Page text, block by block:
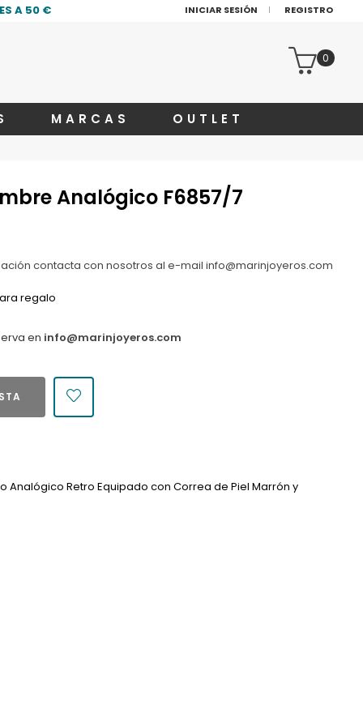
A 50 € INICIAR SESIÓN REGISTRO
0
MARCAS OUTLET
Analógico F6857/7
contacta con nosotros al e-mail info@marinjoyeros.com
regalo
en info@marinjoyeros.com
Analógico Retro Equipado con Correa de Piel Marrón y